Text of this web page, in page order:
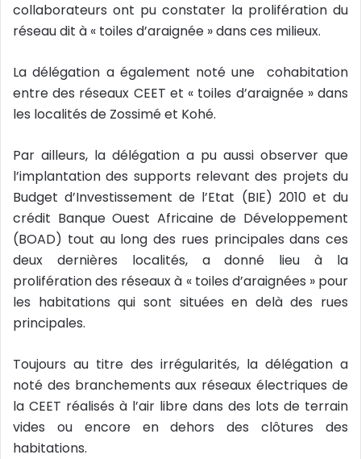
collaborateurs ont pu constater la prolifération du
réseau dit à « toiles d’araignée » dans ces milieux.
La délégation a également noté une cohabitation
entre des réseaux CEET et « toiles d’araignée » dans
les localités de Zossimé et Kohé.
Par ailleurs, la délégation a pu aussi observer que
l’implantation des supports relevant des projets du
Budget d’Investissement de l’Etat (BIE) 2010 et du
crédit Banque Ouest Africaine de Développement
(BOAD) tout au long des rues principales dans ces
deux dernières localités, a donné lieu à la
prolifération des réseaux à « toiles d’araignées » pour
les habitations qui sont situées en delà des rues
principales.
Toujours au titre des irrégularités, la délégation a
noté des branchements aux réseaux électriques de
la CEET réalisés à l’air libre dans des lots de terrain
vides ou encore en dehors des clôtures des
habitations.